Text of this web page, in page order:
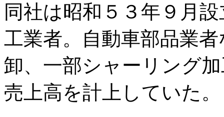
同社は昭和５３年９月
工業者。自動車部品業
卸、一部シャーリング
売上高を計上していた。